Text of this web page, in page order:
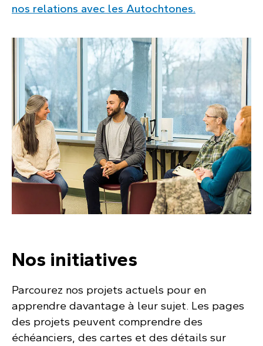
nos relations avec les Autochtones.
Nos initiatives
Parcourez nos projets actuels pour en
apprendre davantage à leur sujet. Les pages
des projets peuvent comprendre des
échéanciers, des cartes et des détails sur